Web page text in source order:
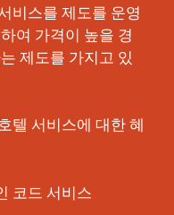
비스를 제도를 운영
여 가격이 높을 경
제도를 가지고 있
텔 서비스에 대한 혜
코드 서비스